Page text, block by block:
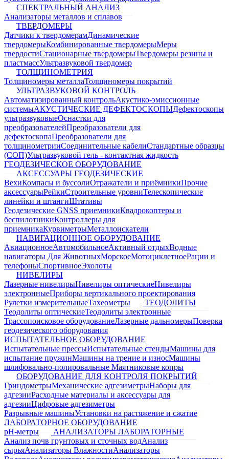
СПЕКТРАЛЬНЫЙ АНАЛИЗ
Анализаторы металлов и сплавов
ТВЕРДОМЕРЫ
Датчики к твердомерамДинамические
твердомерыКомбинированные твердомерыМеры
твердостиСтационарные твердомерыТвердомеры резины и
пластмассУльтразвуковой твердомер
ТОЛЩИНОМЕТРИЯ
Толщиномеры металлаТолщиномеры покрытий
УЛЬТРАЗВУКОВОЙ КОНТРОЛЬ
Автоматизированный контрольАкустико-эмиссионные
системыАКУСТИЧЕСКИЕ ДЕФЕКТОСКОПЫДефектоскопы
ультразвуковыеОснастки для
преобразователейПреобразователи для
дефектоскопаПреобразователи для
толщинометрииСоединительные кабелиСтандартные образцы
(СОП)Ультразвуковой гель - контактная жидкость
ГЕОДЕЗИЧЕСКОЕ ОБОРУДОВАНИЕ
АКСЕССУАРЫ ГЕОДЕЗИЧЕСКИЕ
ВехиКомпасы и буссолиОтражатели и приёмникиПрочие
аксессуарыРейкиСтроительные уровниТелескопические
линейки и штангиШтативы
Геодезические GNSS приемникиКвадрокоптеры и
беспилотникиКонтроллеры для
приемникаКурвиметрыМеталлоискатели
НАВИГАЦИОННОЕ ОБОРУДОВАНИЕ
АвиационноеАвтомобильноеАктивный отдыхВодные
навигаторы Для ЖивотныхМорскоеМотоциклетноеРации и
телефоныСпортивноеЭхолоты
НИВЕЛИРЫ
Лазерные нивелирыНивелиры оптическиеНивелиры
электронныеПриборы вертикального проектирования
Рулетки измерительныеТахеометры
ТЕОДОЛИТЫ
Теодолиты оптическиеТеодолиты электронные
Трассопоисковое оборудованиеЛазерные дальномерыПоверка
геодезического оборудования
ИСПЫТАТЕЛЬНОЕ ОБОРУДОВАНИЕ
Испытательные прессыИспытательные стендыМашины для
испытание пружинМашины на трение и износМашины
шлифовально-полировальные Маятниковые копры
ОБОРУДОВАНИЕ ДЛЯ КОНТРОЛЯ ПОКРЫТИЙ
ГриндометрыМеханические адгезиметрыНаборы для
адгезииРасходные материалы и аксессуары для
адгезииЦифровые адгезиметры
Разрывные машиныУстановки на растяжение и сжатие
ЛАБОРАТОРНОЕ ОБОРУДОВАНИЕ
pH-метры
АНАЛИЗАТОРЫ ЛАБОРАТОРНЫЕ
Анализ почв грунтовых и сточных водАнализ
сырьяАнализаторы ВлажностиАнализаторы